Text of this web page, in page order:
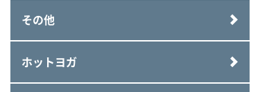
その他
ホットヨガ